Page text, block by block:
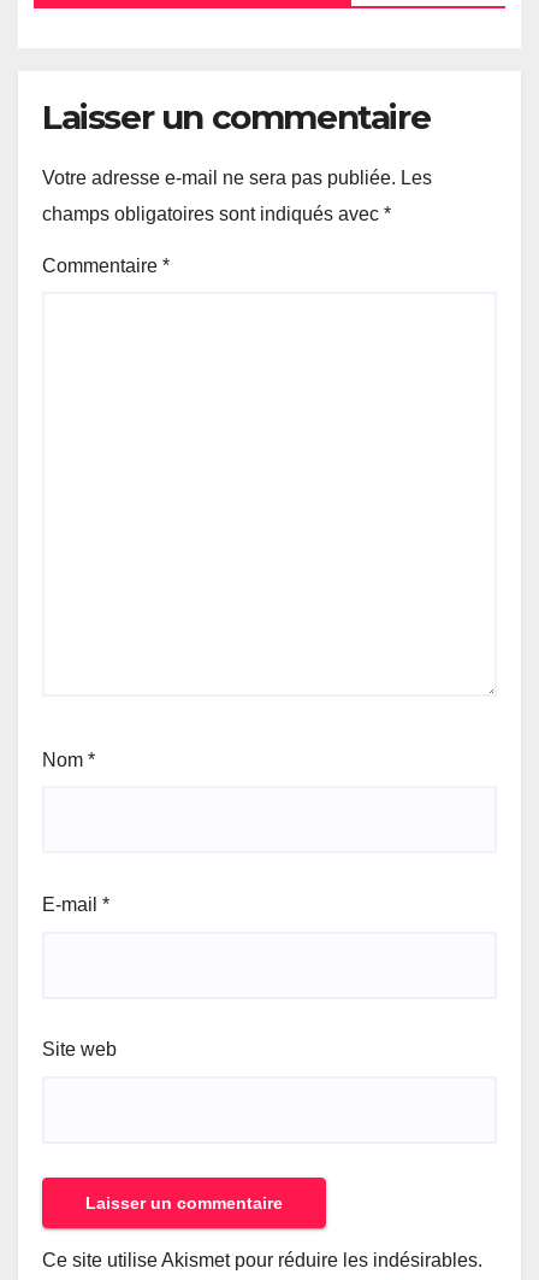
Laisser un commentaire
Votre adresse e-mail ne sera pas publiée. Les
champs obligatoires sont indiqués avec *
Commentaire *
Nom *
E-mail *
Site web
Ce site utilise Akismet pour réduire les indésirables.